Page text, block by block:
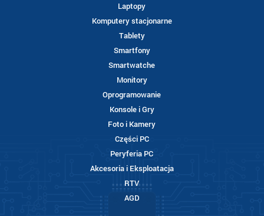
Laptopy
Komputery stacjonarne
Tablety
Smartfony
Smartwatche
Monitory
Oprogramowanie
Konsole i Gry
Foto i Kamery
Części PC
Peryferia PC
Akcesoria i Eksploatacja
RTV
AGD